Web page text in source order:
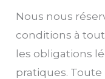
Nous nous
conditions à
les obligations
pratiques.